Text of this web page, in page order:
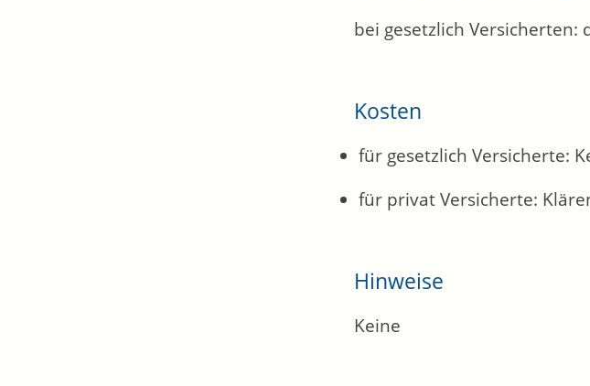
bei gesetzlich
Kosten
für gesetzlich Versicherte:
für privat Versicherte:
Hinweise
Keine